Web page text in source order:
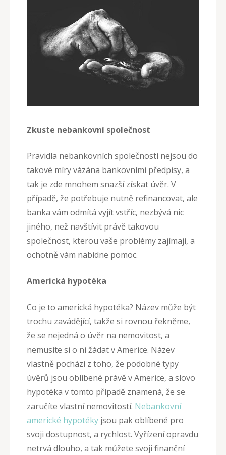
Zkuste nebankovní společnost
Pravidla nebankovních společností nejsou do
takové míry vázána bankovními předpisy, a
tak je zde mnohem snazší získat úvěr. V
případě, že potřebuje nutně refinancovat, ale
banka vám odmítá vyjít vstříc, nezbývá nic
jiného, než navštívit právě takovou
společnost, kterou vaše problémy zajímají, a
ochotně vám nabídne pomoc.
Americká hypotéka
Co je to americká hypotéka? Název může být
trochu zavádějící, takže si rovnou řekněme,
že se nejedná o úvěr na nemovitost, a
nemusíte si o ni žádat v Americe. Název
vlastně pochází z toho, že podobné typy
úvěrů jsou oblíbené právě v Americe, a slovo
hypotéka v tomto případě znamená, že se
zaručíte vlastní nemovitostí. Nebankovní
americké hypotéky jsou pak oblíbené pro
svoji dostupnost, a rychlost. Vyřízení opravdu
netrvá dlouho, a tak můžete svoji finanční